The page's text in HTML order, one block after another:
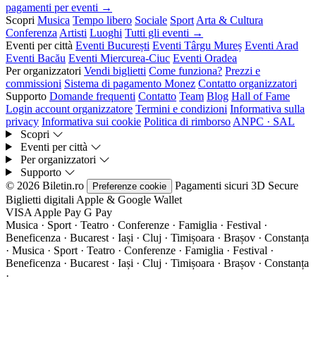
pagamenti per eventi →
Scopri Musica Tempo libero Sociale Sport Arta & Cultura
Conferenza Artisti Luoghi Tutti gli eventi →
Eventi per città Eventi București Eventi Târgu Mureș Eventi Arad
Eventi Bacău Eventi Miercurea-Ciuc Eventi Oradea
Per organizzatori Vendi biglietti Come funziona? Prezzi e
commissioni Sistema di pagamento Monez Contatto organizzatori
Supporto Domande frequenti Contatto Team Blog Hall of Fame
Login account organizzatore Termini e condizioni Informativa sulla
privacy Informativa sui cookie Politica di rimborso ANPC · SAL
Scopri
Eventi per città
Per organizzatori
Supporto
© 2026 Biletin.ro
Preferenze cookie Pagamenti sicuri 3D Secure
Biglietti digitali Apple & Google Wallet
VISA Apple Pay G Pay
Musica · Sport · Teatro · Conferenze · Famiglia · Festival ·
Beneficenza · Bucarest · Iași · Cluj · Timișoara · Brașov · Constanța
· Musica · Sport · Teatro · Conferenze · Famiglia · Festival ·
Beneficenza · Bucarest · Iași · Cluj · Timișoara · Brașov · Constanța
·